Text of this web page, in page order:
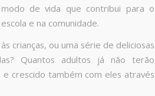
de vida que contribui para o
e na comunidade.
crianças, ou uma série de deliciosas
Quantos adultos já não terão
crescido também com eles através